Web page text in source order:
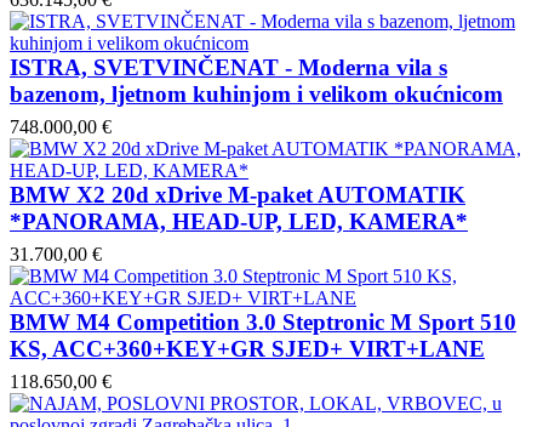
ISTRA, SVETVINČENAT - Moderna vila s
bazenom, ljetnom kuhinjom i velikom okućnicom
748.000,00 €
BMW X2 20d xDrive M-paket AUTOMATIK
*PANORAMA, HEAD-UP, LED, KAMERA*
31.700,00 €
BMW M4 Competition 3.0 Steptronic M Sport 510
KS, ACC+360+KEY+GR SJED+ VIRT+LANE
118.650,00 €